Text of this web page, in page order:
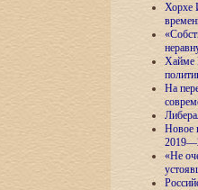
Хорхе
Хайме
На
Новое
«Не